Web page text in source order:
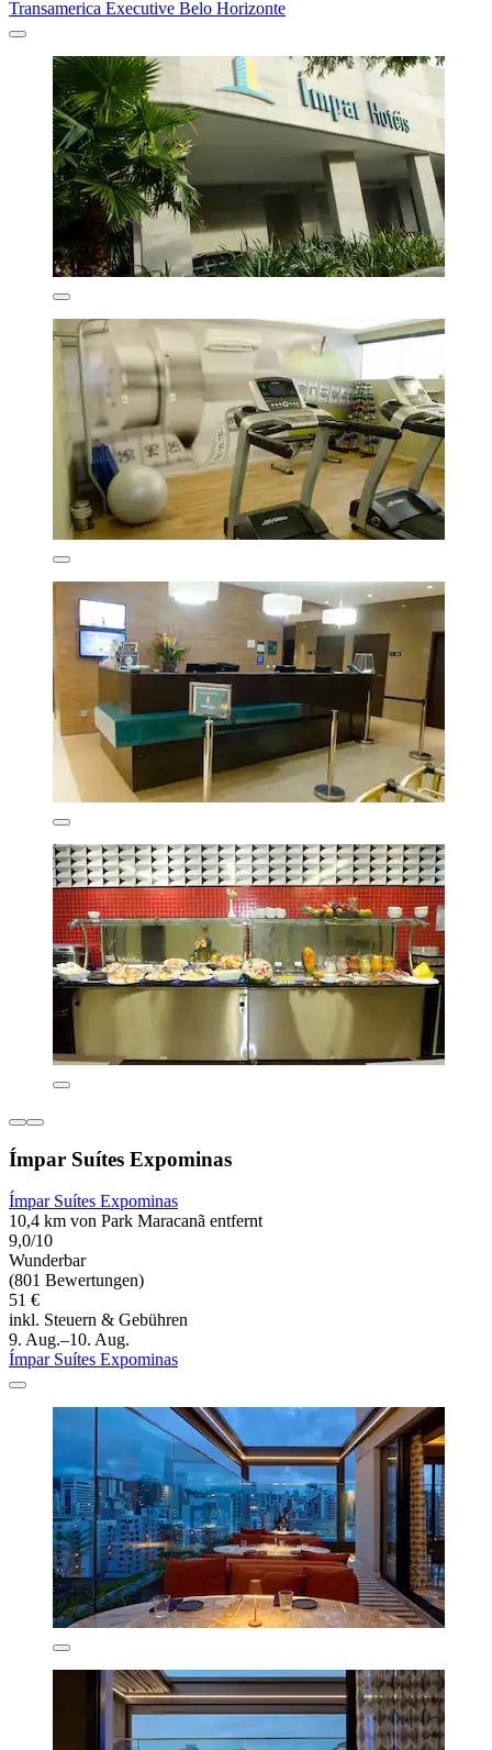
Transamerica Executive Belo Horizonte
Ímpar Suítes Expominas
Ímpar Suítes Expominas
10,4 km von Park Maracanã entfernt
9,0/10
Wunderbar
(801 Bewertungen)
51 €
inkl. Steuern & Gebühren
9. Aug.–10. Aug.
Ímpar Suítes Expominas